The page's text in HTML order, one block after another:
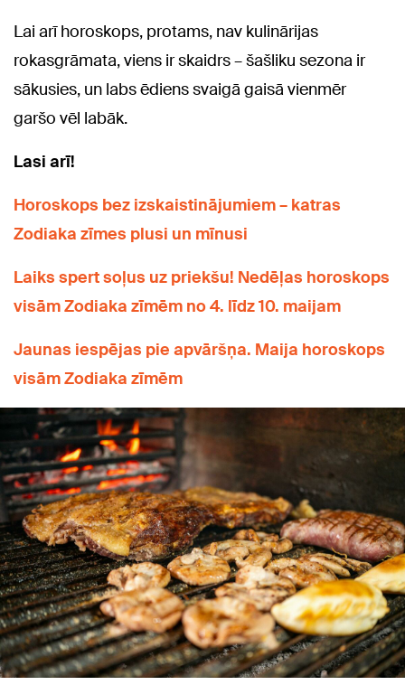
Lai arī horoskops, protams, nav kulinārijas
rokasgrāmata, viens ir skaidrs – šašliku sezona ir
sākusies, un labs ēdiens svaigā gaisā vienmēr
garšo vēl labāk.
Lasi arī!
Horoskops bez izskaistinājumiem – katras
Zodiaka zīmes plusi un mīnusi
Laiks spert soļus uz priekšu! Nedēļas horoskops
visām Zodiaka zīmēm no 4. līdz 10. maijam
Jaunas iespējas pie apvāršņa. Maija horoskops
visām Zodiaka zīmēm